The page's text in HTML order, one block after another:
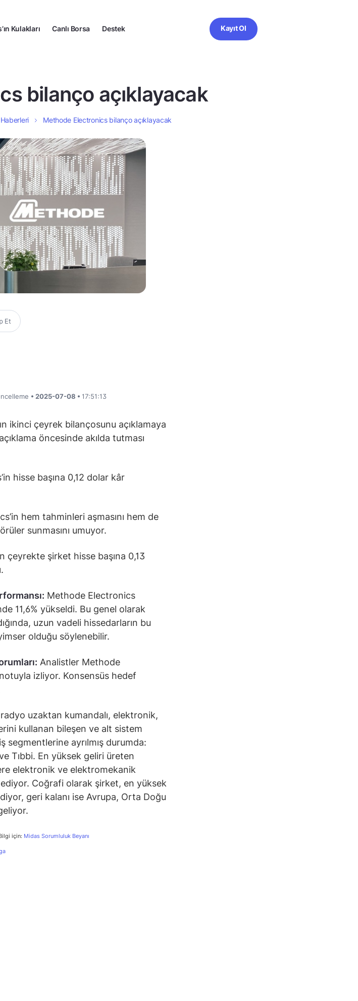
Kulakları Canlı Borsa Destek Kayıt Ol
bilanço açıklayacak
Methode Electronics bilanço açıklayacak
Et
• 2025-07-08 • 17:51:13
ikinci çeyrek bilançosunu açıklamaya
öncesinde akılda tutması
hisse başına 0,12 dolar kâr
hem tahminleri aşmasını hem de
sunmasını umuyor.
çeyrekte şirket hisse başına 0,13
Methode Electronics
11,6% yükseldi. Bu genel olarak
uzun vadeli hissedarların bu
olduğu söylenebilir.
Analistler Methode
izliyor. Konsensüs hedef
uzaktan kumandalı, elektronik,
kullanan bileşen ve alt sistem
segmentlerine ayrılmış durumda:
Tıbbi. En yüksek geliri üreten
elektronik ve elektromekanik
Coğrafi olarak şirket, en yüksek
geri kalanı ise Avrupa, Orta Doğu
için: Midas Sorumluluk Beyanı